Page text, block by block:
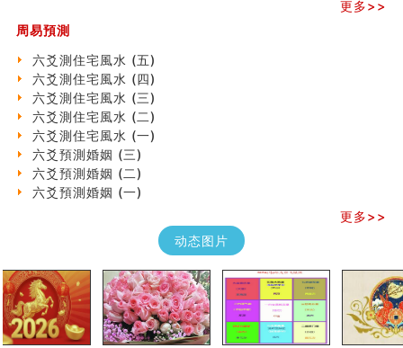
专家点评手上九大桃花线
天池水
《高岛易断》(二)
创业容易成功的6种手相
算命先生都不外传的算命顺口溜
什么是到山到向？上山下水？
六爻算卦：我能面试升职吗？
《高岛易断》(一)
朱德總司命造 (名⼈⼋字淺析九）
如何给企业起名才能提高影响力
种种“面相”大剖析
同年同月同日同时同地生命运为何却完全不同？
商舖大門的風水原則 (上)
玄空本义(十一)
更多>>
周易預測
六爻測住宅風水 (五)
六爻測住宅風水 (四)
六爻測住宅風水 (三)
六爻測住宅風水 (二)
六爻測住宅風水 (一)
六爻預測婚姻 (三)
六爻預測婚姻 (二)
六爻預測婚姻 (一)
更多>>
动态图片